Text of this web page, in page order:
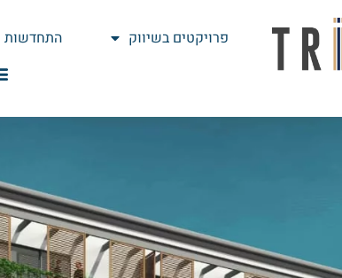
פרויקטים בשיווק התחדשות